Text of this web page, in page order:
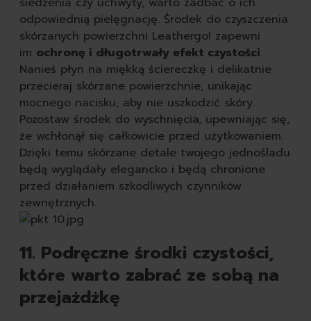
odpowiednią pielęgnację. Środek do czyszczenia
skórzanych powierzchni Leathergo! zapewni
im ochronę i długotrwały efekt czystości.
Nanieś płyn na miękką ściereczkę i delikatnie
przecieraj skórzane powierzchnie, unikając
mocnego nacisku, aby nie uszkodzić skóry.
Pozostaw środek do wyschnięcia, upewniając się,
że wchłonął się całkowicie przed użytkowaniem.
Dzięki temu skórzane detale twojego jednośladu
będą wyglądały elegancko i będą chronione
przed działaniem szkodliwych czynników
zewnętrznych.
11. Podręczne środki czystości,
które warto zabrać ze sobą na
przejażdżkę